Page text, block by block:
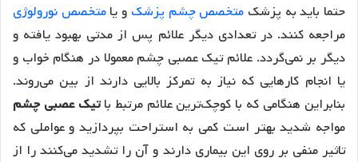
حتما باید به پزشک متخصص چشم پزشک و یامتخصص نورولوژی
مراجعه کنند. در تعدادی دیگر علائم پس از مدتی بهبود یافته و
دیگر بر نمی‌گردد. علائم تیک عصبی چشم معمولا در هنگام خواب و
یا انجام کارهایی که نیاز به تمرکز بالایی دارند از بین می‌روند.
بنابراین هنگامی که با کوچک‌ترین علائم مرتبط باتیک عصبی چشم
مواجه شدید بهتر است کمی به استراحت بپردازید و عواملی که
تاثیر منفی بر روی این بیماری دارند و آن را تشدید می‌کنند را از